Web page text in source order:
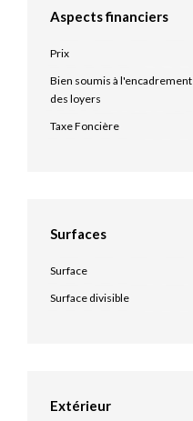
Aspects financiers
Prix
Bien soumis à l'encadrement
des loyers
Taxe Foncière
Surfaces
Surface
Surface divisible
Extérieur